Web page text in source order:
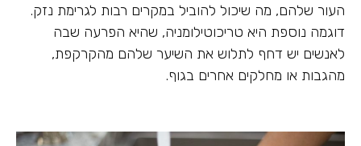
העור שלהם, מה שיכול להוביל במקרים רבות לגרימת נזק.
דוגמה נוספת היא טריכוטילומניה, שהיא הפרעה שבה
לאנשים יש דחף לתלוש את השיער שלהם מהקרקפת,
מהגבות או מחלקים אחרים בגוף.